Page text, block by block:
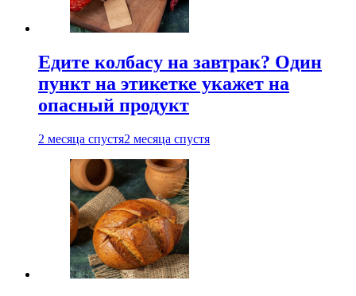
Едите колбасу на завтрак? Один
пункт на этикетке укажет на
опасный продукт
2 месяца спустя2 месяца спустя